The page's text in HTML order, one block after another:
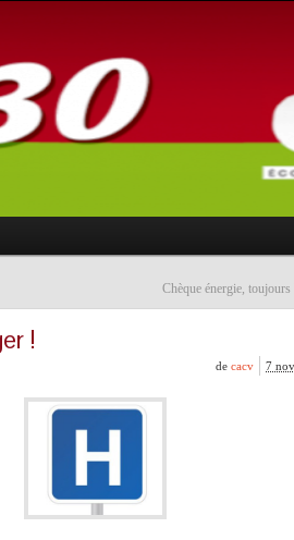
Chèque énergie,
!
7
de cacv